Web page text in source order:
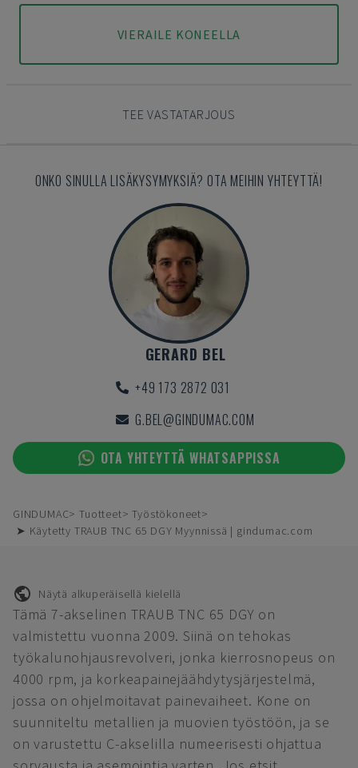
VIERAILE KONEELLA
TEE VASTATARJOUS
ONKO SINULLA LISÄKYSYMYKSIÄ? OTA MEIHIN YHTEYTTÄ!
GERARD BEL
+49 173 2872 031
G.BEL@GINDUMAC.COM
OTA YHTEYTTÄ WHATSAPPISSA
GINDUMAC Tuotteet
Työstökoneet
➤ Käytetty TRAUB TNC 65 DGY Myynnissä | gindumac.com
Näytä alkuperäisellä kielellä
Tämä 7-akselinen TRAUB TNC 65 DGY on
valmistettu vuonna 2009. Siinä on tehokas
työkalunohjausrevolveri, jonka kierrosnopeus on
4000 rpm, ja korkeapainejäähdytysjärjestelmä,
jossa on ohjelmoitavat painevaiheet. Kone on
suunniteltu metallien ja muovien työstöön, ja se
on varustettu C-akselilla numeerisesti ohjattua